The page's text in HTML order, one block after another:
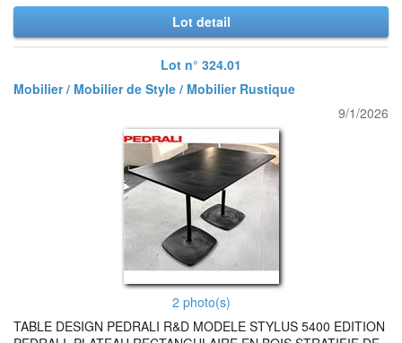
Lot detail
Lot n° 324.01
Mobilier / Mobilier de Style / Mobilier Rustique
9/1/2026
2 photo(s)
TABLE DESIGN PEDRALI R&D MODELE STYLUS 5400 EDITION